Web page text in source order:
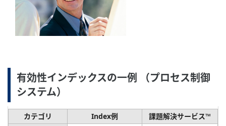
有効性インデックスの一例 （プロセス制御
システム）
カテゴリ Index例 課題解決サービス™